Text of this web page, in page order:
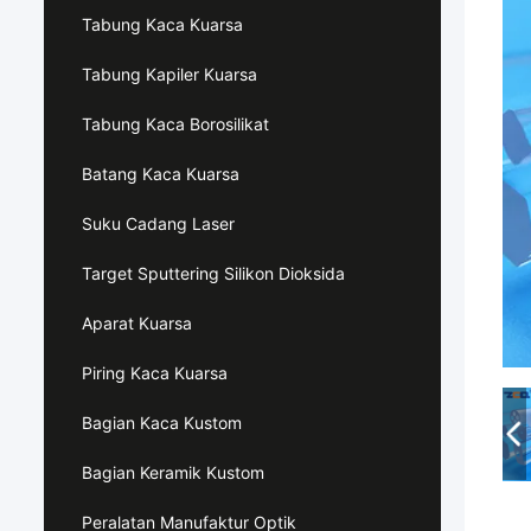
Tabung Kaca Kuarsa
Tabung Kapiler Kuarsa
Tabung Kaca Borosilikat
Batang Kaca Kuarsa
Suku Cadang Laser
Target Sputtering Silikon Dioksida
Aparat Kuarsa
Piring Kaca Kuarsa
Bagian Kaca Kustom
Bagian Keramik Kustom
Peralatan Manufaktur Optik